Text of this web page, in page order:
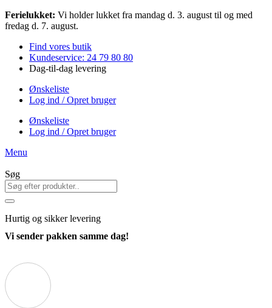
Videre
til
Ferielukket: Vi holder lukket fra mandag d. 3. august til og med
fredag d. 7. august.
Find vores butik
Kundeservice: 24 79 80 80
Dag-til-dag levering
Ønskeliste
Log ind / Opret bruger
Ønskeliste
Log ind / Opret bruger
Menu
Søg
Hurtig og sikker levering
Vi sender pakken samme dag!